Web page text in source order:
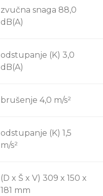
zvučna snaga 88,0
dB(A)
odstupanje (K) 3,0
dB(A)
brušenje 4,0 m/s²
odstupanje (K) 1,5
m/s²
(D x Š x V) 309 x 150 x
181 mm